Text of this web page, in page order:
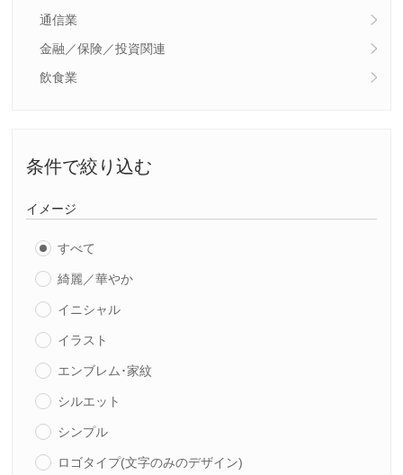
通信業
金融／保険／投資関連
飲食業
条件で絞り込む
イメージ
すべて
綺麗／華やか
イニシャル
イラスト
エンブレム･家紋
シルエット
シンプル
ロゴタイプ(文字のみのデザイン)